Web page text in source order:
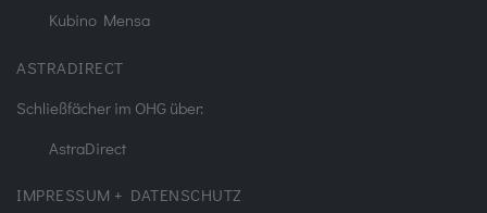
Kubino Mensa
ASTRADIRECT
Schließfächer im OHG über:
AstraDirect
IMPRESSUM + DATENSCHUTZ